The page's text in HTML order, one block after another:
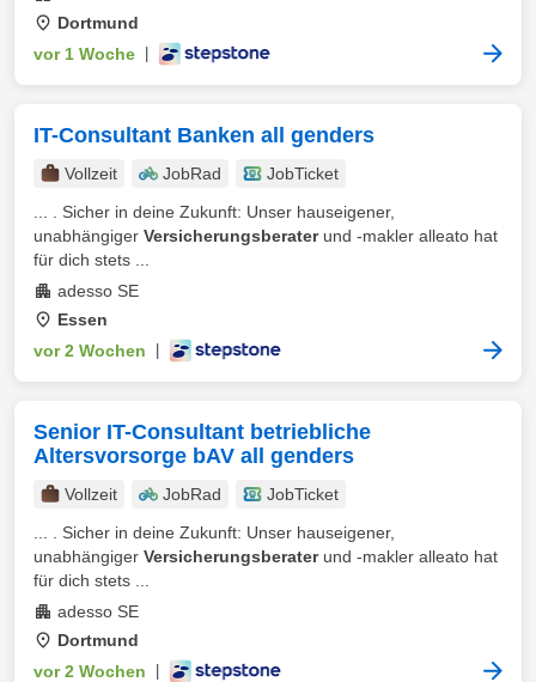
Dortmund
vor 1 Woche
IT-Consultant Banken all genders
Vollzeit JobRad
JobTicket
... . Sicher in deine Zukunft: Unser hauseigener,
unabhängiger Versicherungsberaterund -makler alleato hat
für dich stets ...
adesso SE
Essen
vor 2 Wochen
Senior IT-Consultant betriebliche
Altersvorsorge bAV all genders
Vollzeit JobRad
JobTicket
... . Sicher in deine Zukunft: Unser hauseigener,
unabhängiger Versicherungsberaterund -makler alleato hat
für dich stets ...
adesso SE
Dortmund
vor 2 Wochen